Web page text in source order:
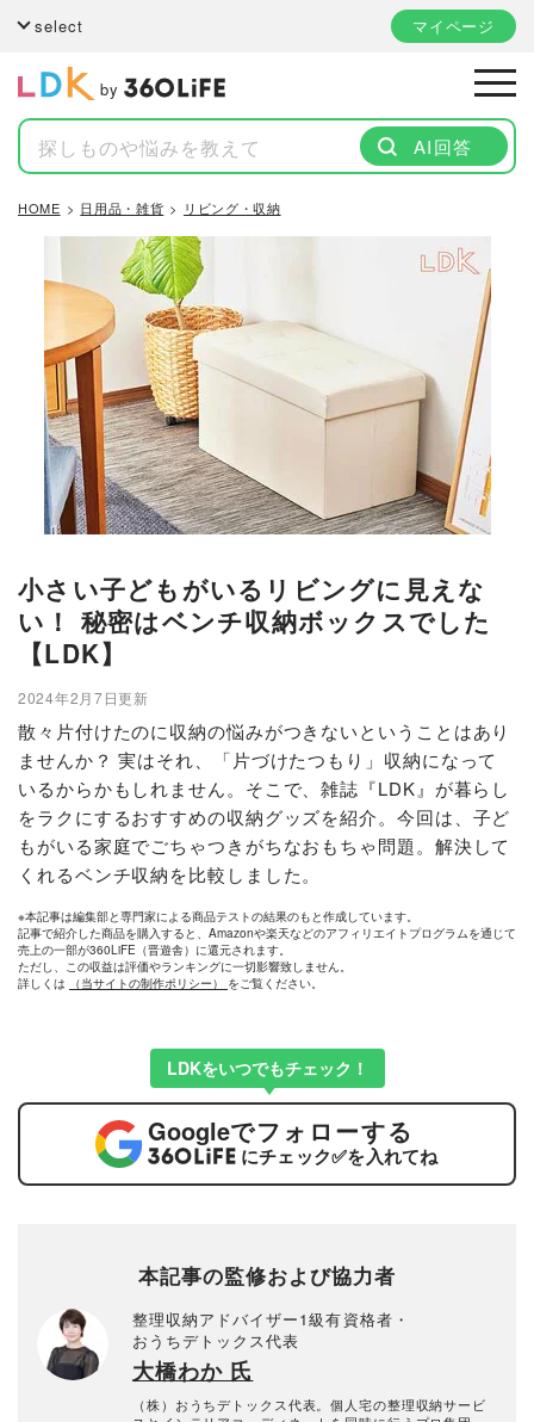
select マイページ
by
AI回答
HOME 日用品・雑貨 リビング・収納
小さい子どもがいるリビングに見えな
い！ 秘密はベンチ収納ボックスでした
【LDK】
2024年2月7日更新
散々片付けたのに収納の悩みがつきないということはあり
ませんか？ 実はそれ、「片づけたつもり」収納になって
いるからかもしれません。そこで、雑誌『LDK』が暮らし
をラクにするおすすめの収納グッズを紹介。今回は、子ど
もがいる家庭でごちゃつきがちなおもちゃ問題。解決して
くれるベンチ収納を比較しました。
※本記事は編集部と専門家による商品テストの結果のもと作成しています。
記事で紹介した商品を購入すると、Amazonや楽天などのアフィリエイトプログラムを通じて
売上の一部が360LiFE（晋遊舎）に還元されます。
ただし、この収益は評価やランキングに一切影響致しません。
詳しくは
（当サイトの制作ポリシー） をご覧ください。
LDKをいつでもチェック！
Googleでフォローする
にチェック✅を入れてね
本記事の監修および協力者
整理収納アドバイザー1級有資格者・
おうちデトックス代表
大橋わか 氏
（株）おうちデトックス代表。個人宅の整理収納サービ